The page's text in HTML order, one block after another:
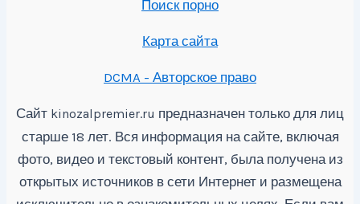
Поиск порно
Карта сайта
DCMA - Авторское право
Сайт kinozalpremier.ru предназначен только для лиц
старше 18 лет. Вся информация на сайте, включая
фото, видео и текстовый контент, была получена из
открытых источников в сети Интернет и размещена